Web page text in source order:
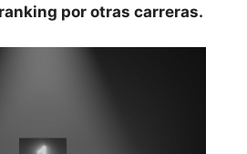
i Virgili
por otras carreras.